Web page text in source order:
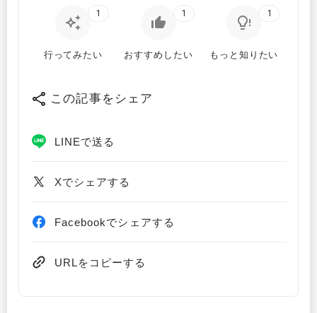
行ってみたい
1
おすすめしたい
1
もっと知りたい
1
この記事をシェア
LINEで送る
Xでシェアする
Facebookでシェアする
URLをコピーする